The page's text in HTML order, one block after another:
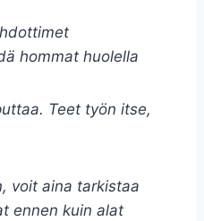
hommat huolella
Teet työn itse,
voit aina tarkistaa
ennen kuin alat